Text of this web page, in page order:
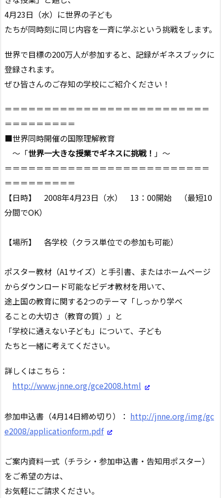
4月23日（水）に世界の子ども
たちが同時刻に同じ内容を一斉に学ぶという挑戦をします。
世界で目標の200万人が参加すると、記録がギネスブックに
登録されます。
ぜひ皆さんのご存知の学校にご紹介ください！
＝＝＝＝＝＝＝＝＝＝＝＝＝＝＝＝＝＝＝＝＝＝＝＝＝＝
＝＝＝＝＝＝＝＝＝
■世界同時開催の国際理解教育
〜「世界一大きな授業でギネスに挑戦！ 」〜
＝＝＝＝＝＝＝＝＝＝＝＝＝＝＝＝＝＝＝＝＝＝＝＝＝＝
＝＝＝＝＝＝＝＝＝
【日時】 2008年4月23日（水） 13：00開始 （最短10
分間でOK）
【場所】 各学校（クラス単位での参加も可能）
ポスター教材（A1サイズ）と手引書、またはホームページ
からダウンロード可能なビデオ教材を用いて、
途上国の教育に関する2つのテーマ「しっかり学べ
ることの大切さ（教育の質）」と
「学校に通えない子ども」について、子ども
たちと一緒に考えてください。
詳しくはこちら：
http://www.jnne.org/gce2008.html
参加申込書（4月14日締め切り）： http://jnne.org/img/gc
e2008/applicationform.pdf
ご案内資料一式（チラシ・参加申込書・告知用ポスター）
をご希望の方は、
お気軽にご請求ください。